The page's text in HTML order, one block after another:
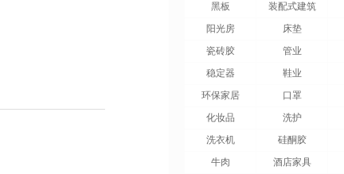
黑板
装配式建筑
阳光房
床垫
瓷砖胶
管业
稳定器
鞋业
环保家居
口罩
化妆品
洗护
洗衣机
硅酮胶
牛肉
酒店家具